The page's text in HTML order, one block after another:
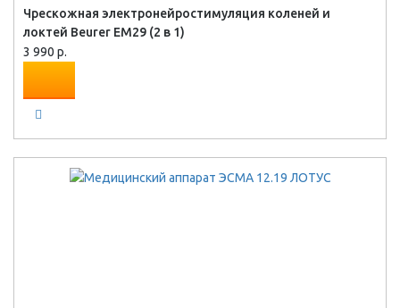
Чрескожная электронейростимуляция коленей и
локтей Beurer EM29 (2 в 1)
3 990 р.